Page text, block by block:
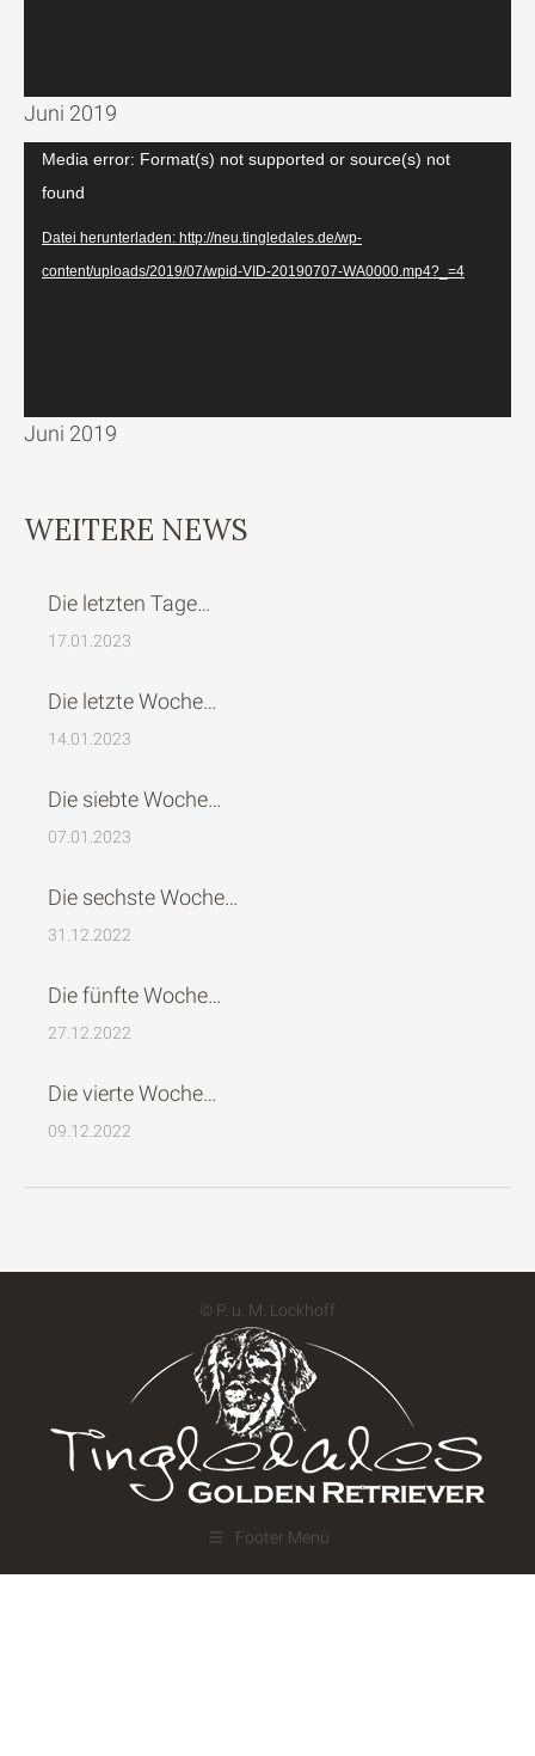
Juni 2019
Video-
Player
Media error: Format(s) not supported or source(s) not
found
Datei herunterladen: http://neu.tingledales.de/wp-
content/uploads/2019/07/wpid-VID-20190707-WA0000.mp4?_=4
Juni 2019
WEITERE NEWS
Die letzten Tage…
17.01.2023
Die letzte Woche…
14.01.2023
Die siebte Woche…
07.01.2023
Die sechste Woche…
31.12.2022
Die fünfte Woche…
27.12.2022
Die vierte Woche…
09.12.2022
© P. u. M. Lockhoff
Footer Menü